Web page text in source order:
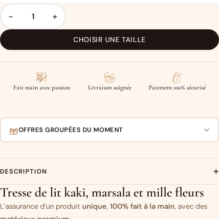
− +
CHOISIR UNE TAILLE
Fait main avec passion Livraison soignée Paiement 100% sécurisé
OFFRES GROUPÉES DU MOMENT
DESCRIPTION +
Tresse de lit kaki, marsala et mille fleurs
L’assurance d’un produit unique, 100% fait à la main, avec des